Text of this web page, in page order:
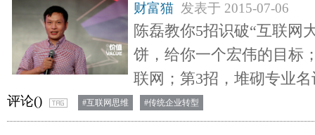
财富猫 发表于 2015-07-06
陈磊教你5招识破“互联网
饼，给你一个宏伟的目标
联网；第3招，堆砌专业
评论() #互联网思维 #传统企业转型